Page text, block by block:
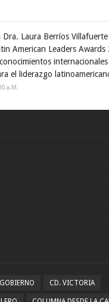
Dra. Laura Berríos
American Leaders
el liderazgo
A.m.
CD. VICTORIA